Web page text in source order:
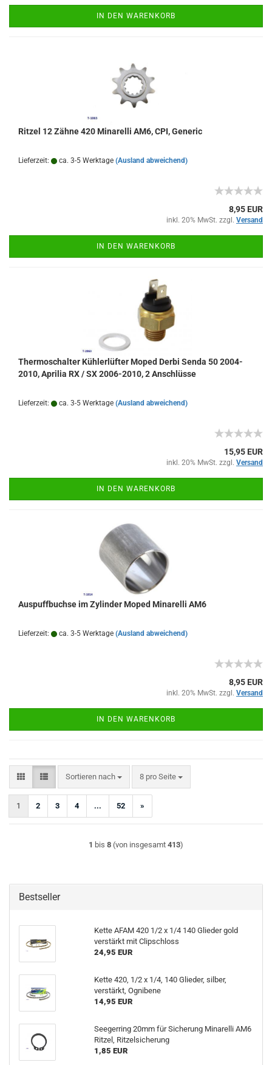
IN DEN WARENKORB
Ritzel 12 Zähne 420 Minarelli AM6, CPI, Generic
Lieferzeit: ca. 3-5 Werktage (Ausland abweichend)
8,95 EUR
inkl. 20% MwSt. zzgl. Versand
IN DEN WARENKORB
Thermoschalter Kühlerlüfter Moped Derbi Senda 50 2004-
2010, Aprilia RX / SX 2006-2010, 2 Anschlüsse
Lieferzeit: ca. 3-5 Werktage (Ausland abweichend)
15,95 EUR
inkl. 20% MwSt. zzgl. Versand
IN DEN WARENKORB
Auspuffbuchse im Zylinder Moped Minarelli AM6
Lieferzeit: ca. 3-5 Werktage (Ausland abweichend)
8,95 EUR
inkl. 20% MwSt. zzgl. Versand
IN DEN WARENKORB
Sortieren nach
Sortieren nach 8 pro Seite
pro Seite
1 2 3 4 ... 52 »
1 bis 8 (von insgesamt 413)
Bestseller
Kette AFAM 420 1/2 x 1/4 140 Glieder gold
verstärkt mit Clipschloss
24,95 EUR
Kette 420, 1/2 x 1/4, 140 Glieder, silber,
verstärkt, Ognibene
14,95 EUR
Seegerring 20mm für Sicherung Minarelli AM6
Ritzel, Ritzelsicherung
1,85 EUR